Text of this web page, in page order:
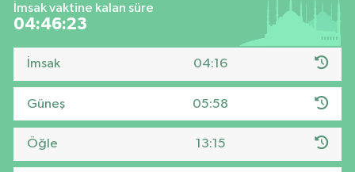
İmsak vaktine kalan süre
04:46:22
İmsak 04:16
Güneş 05:58
Öğle 13:15